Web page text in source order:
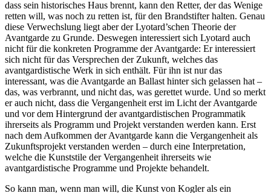
dass sein historisches Haus brennt, kann den Retter, der das Wenige
retten will, was noch zu retten ist, für den Brandstifter halten. Genau
diese Verwechslung liegt aber der Lyotard’schen Theorie der
Avantgarde zu Grunde. Deswegen interessiert sich Lyotard auch
nicht für die konkreten Programme der Avantgarde: Er interessiert
sich nicht für das Versprechen der Zukunft, welches das
avantgardistische Werk in sich enthält. Für ihn ist nur das
interessant, was die Avantgarde an Ballast hinter sich gelassen hat –
das, was verbrannt, und nicht das, was gerettet wurde. Und so merkt
er auch nicht, dass die Vergangenheit erst im Licht der Avantgarde
und vor dem Hintergrund der avantgardistischen Programmatik
ihrerseits als Programm und Projekt verstanden werden kann. Erst
nach dem Aufkommen der Avantgarde kann die Vergangenheit als
Zukunftsprojekt verstanden werden – durch eine Interpretation,
welche die Kunststile der Vergangenheit ihrerseits wie
avantgardistische Programme und Projekte behandelt.
So kann man, wenn man will, die Kunst von Kogler als ein